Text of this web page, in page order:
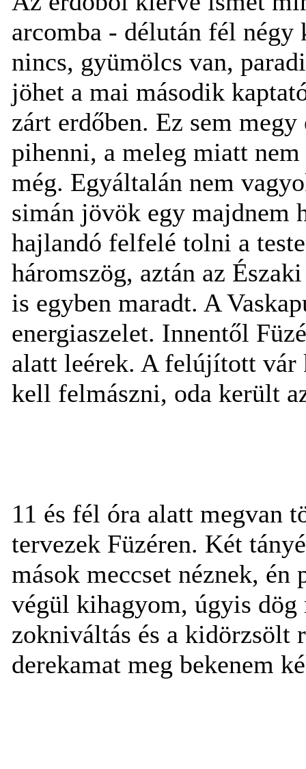
arcomba - délután fél négy
nincs, gyümölcs van,
jöhet a mai második
zárt erdőben. Ez sem
pihenni, a meleg miatt
még. Egyáltalán nem
simán jövök egy majdnem
hajlandó felfelé tolni a
háromszög, aztán az
is egyben maradt. A
energiaszelet. Innentől
alatt leérek. A felújított
kell felmászni, oda került
11 és fél óra alatt megvan
tervezek Füzéren. Két
mások meccset néznek,
végül kihagyom, úgyis dög
zokniváltás és a kidörzsölt
derekamat meg bekenem